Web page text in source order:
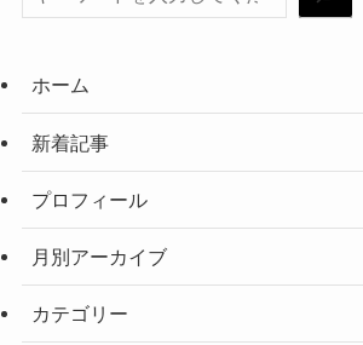
ホーム
新着記事
プロフィール
月別アーカイブ
カテゴリー